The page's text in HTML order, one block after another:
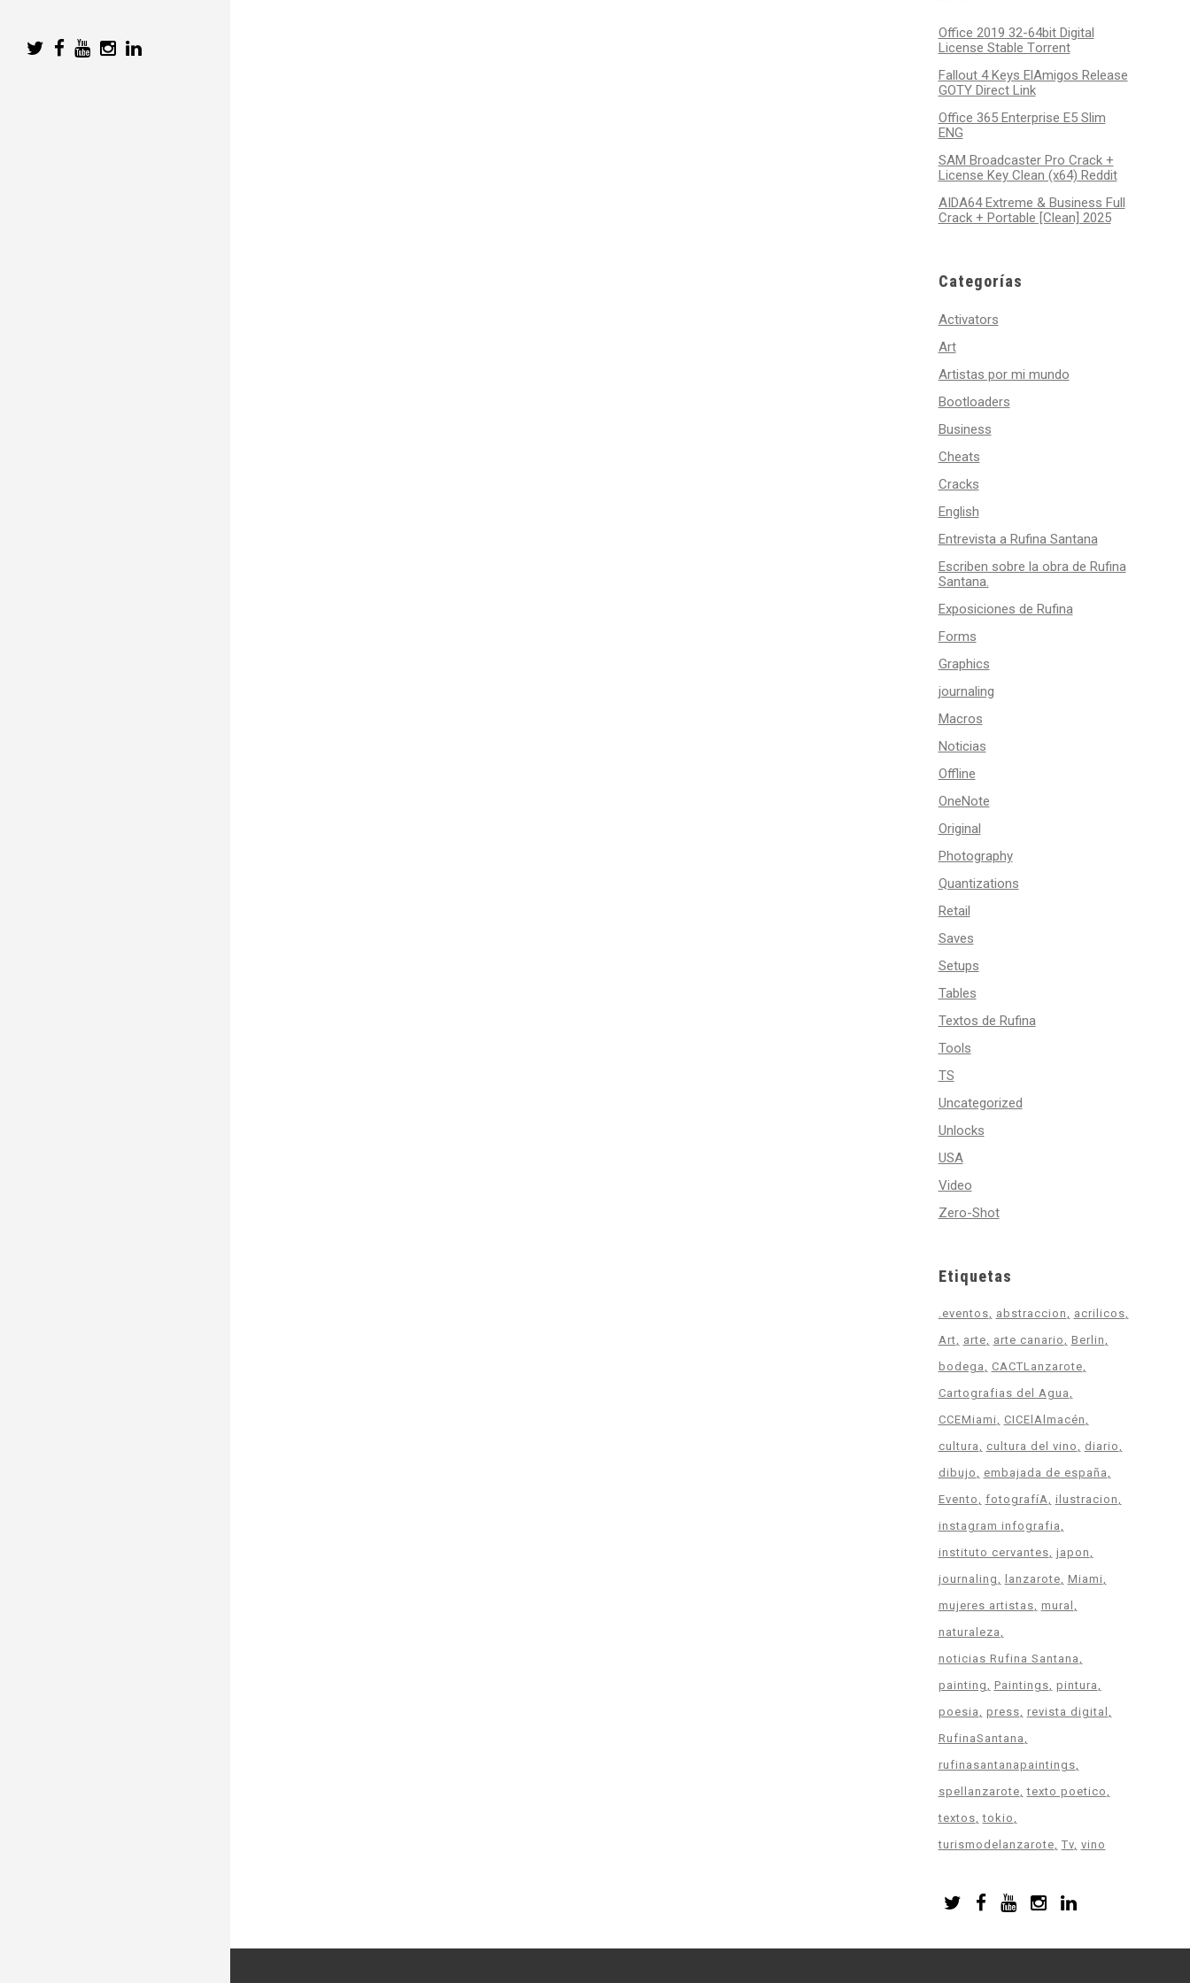
Office 2019 32-64bit Digital
License Stable Tоrrеnt
Fallout 4 Keys ElAmigos Release
GOTY Direct Link
Office 365 Enterprise E5 Slim
ENG
SAM Broadcaster Pro Crack +
License Key Clean (x64) Reddit
AIDA64 Extreme & Business Full
Crack + Portable [Clean] 2025
Categorías
Activators
Art
Artistas por mi mundo
Bootloaders
Business
Cheats
Cracks
English
Entrevista a Rufina Santana
Escriben sobre la obra de Rufina
Santana.
Exposiciones de Rufina
Forms
Graphics
journaling
Macros
Noticias
Offline
OneNote
Original
Photography
Quantizations
Retail
Saves
Setups
Tables
Textos de Rufina
Tools
TS
Uncategorized
Unlocks
USA
Video
Zero-Shot
Etiquetas
.eventos abstraccion
acrilicos
Art
arte arte canario
Berlin
bodega
CACTLanzarote
Cartografias del Agua
CCEMiami
CICElAlmacén
cultura
cultura del vino
diario
dibujo
embajada de españa
Evento
fotografíA ilustracion
instagram infografia
instituto cervantes japon
journaling
lanzarote Miami
mujeres artistas mural
naturaleza
noticias Rufina Santana
painting
Paintings pintura
poesia
press revista digital
RufinaSantana
rufinasantanapaintings
spellanzarote texto poetico
textos tokio
turismodelanzarote Tv vino